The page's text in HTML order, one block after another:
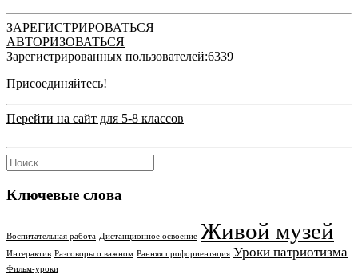
ЗАРЕГИСТРИРОВАТЬСЯ
АВТОРИЗОВАТЬСЯ
Зарегистрированных пользователей:6339
Присоединяйтесь!
Перейти на сайт для 5-8 классов
Ключевые слова
Воспитательная работа Дистанционное освоение Живой музей
Интерактив Разговоры о важном Ранняя профориентация Уроки патриотизма
Фильм-уроки